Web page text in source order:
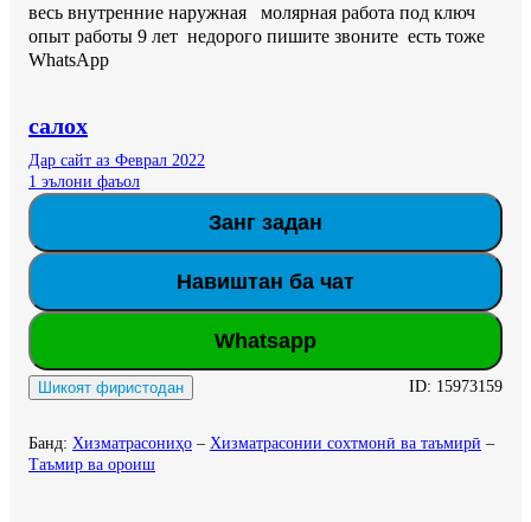
весь внутренние наружная   молярная работа под ключ
опыт работы 9 лет  недорого пишите звоните  есть тоже
WhatsApp
салох
Дар сайт аз Феврал 2022
1 эълони фаъол
Занг задан
Навиштан ба чат
Whatsapp
Шикоят фиристодан ID: 15973159
Банд: Хизматрасониҳо – Хизматрасонии сохтмонӣ ва таъмирӣ –
Таъмир ва ороиш